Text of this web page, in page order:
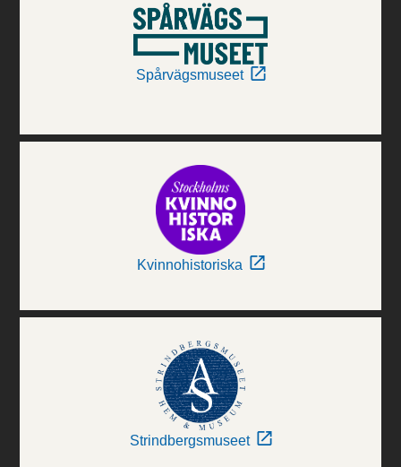
Spårvägsmuseet
Kvinnohistoriska
Strindbergsmuseet